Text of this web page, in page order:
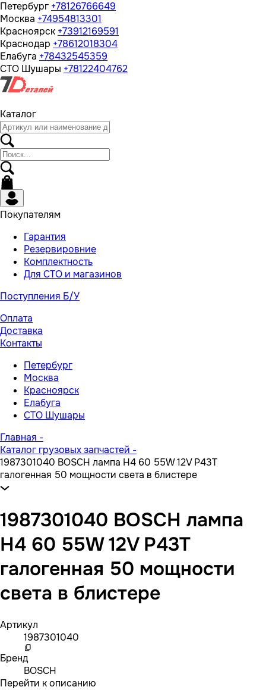
Петербург +78126766649
Москва +74954813301
Красноярск +73912169591
Краснодар +78612018304
Елабуга +78432545359
СТО Шушары +78122404762
Каталог
Покупателям
Гарантия
Резервировние
Комплектность
Для СТО и магазинов
Поступления Б/У
Оплата
Доставка
Контакты
Петербург
Москва
Красноярск
Елабуга
СТО Шушары
Главная -
Каталог грузовых запчастей -
1987301040 BOSCH лампа H4 60 55W 12V P43T
галогенная 50 мощности света в блистере
1987301040 BOSCH лампа
H4 60 55W 12V P43T
галогенная 50 мощности
света в блистере
Артикул
1987301040
Бренд
BOSCH
Перейти к описанию